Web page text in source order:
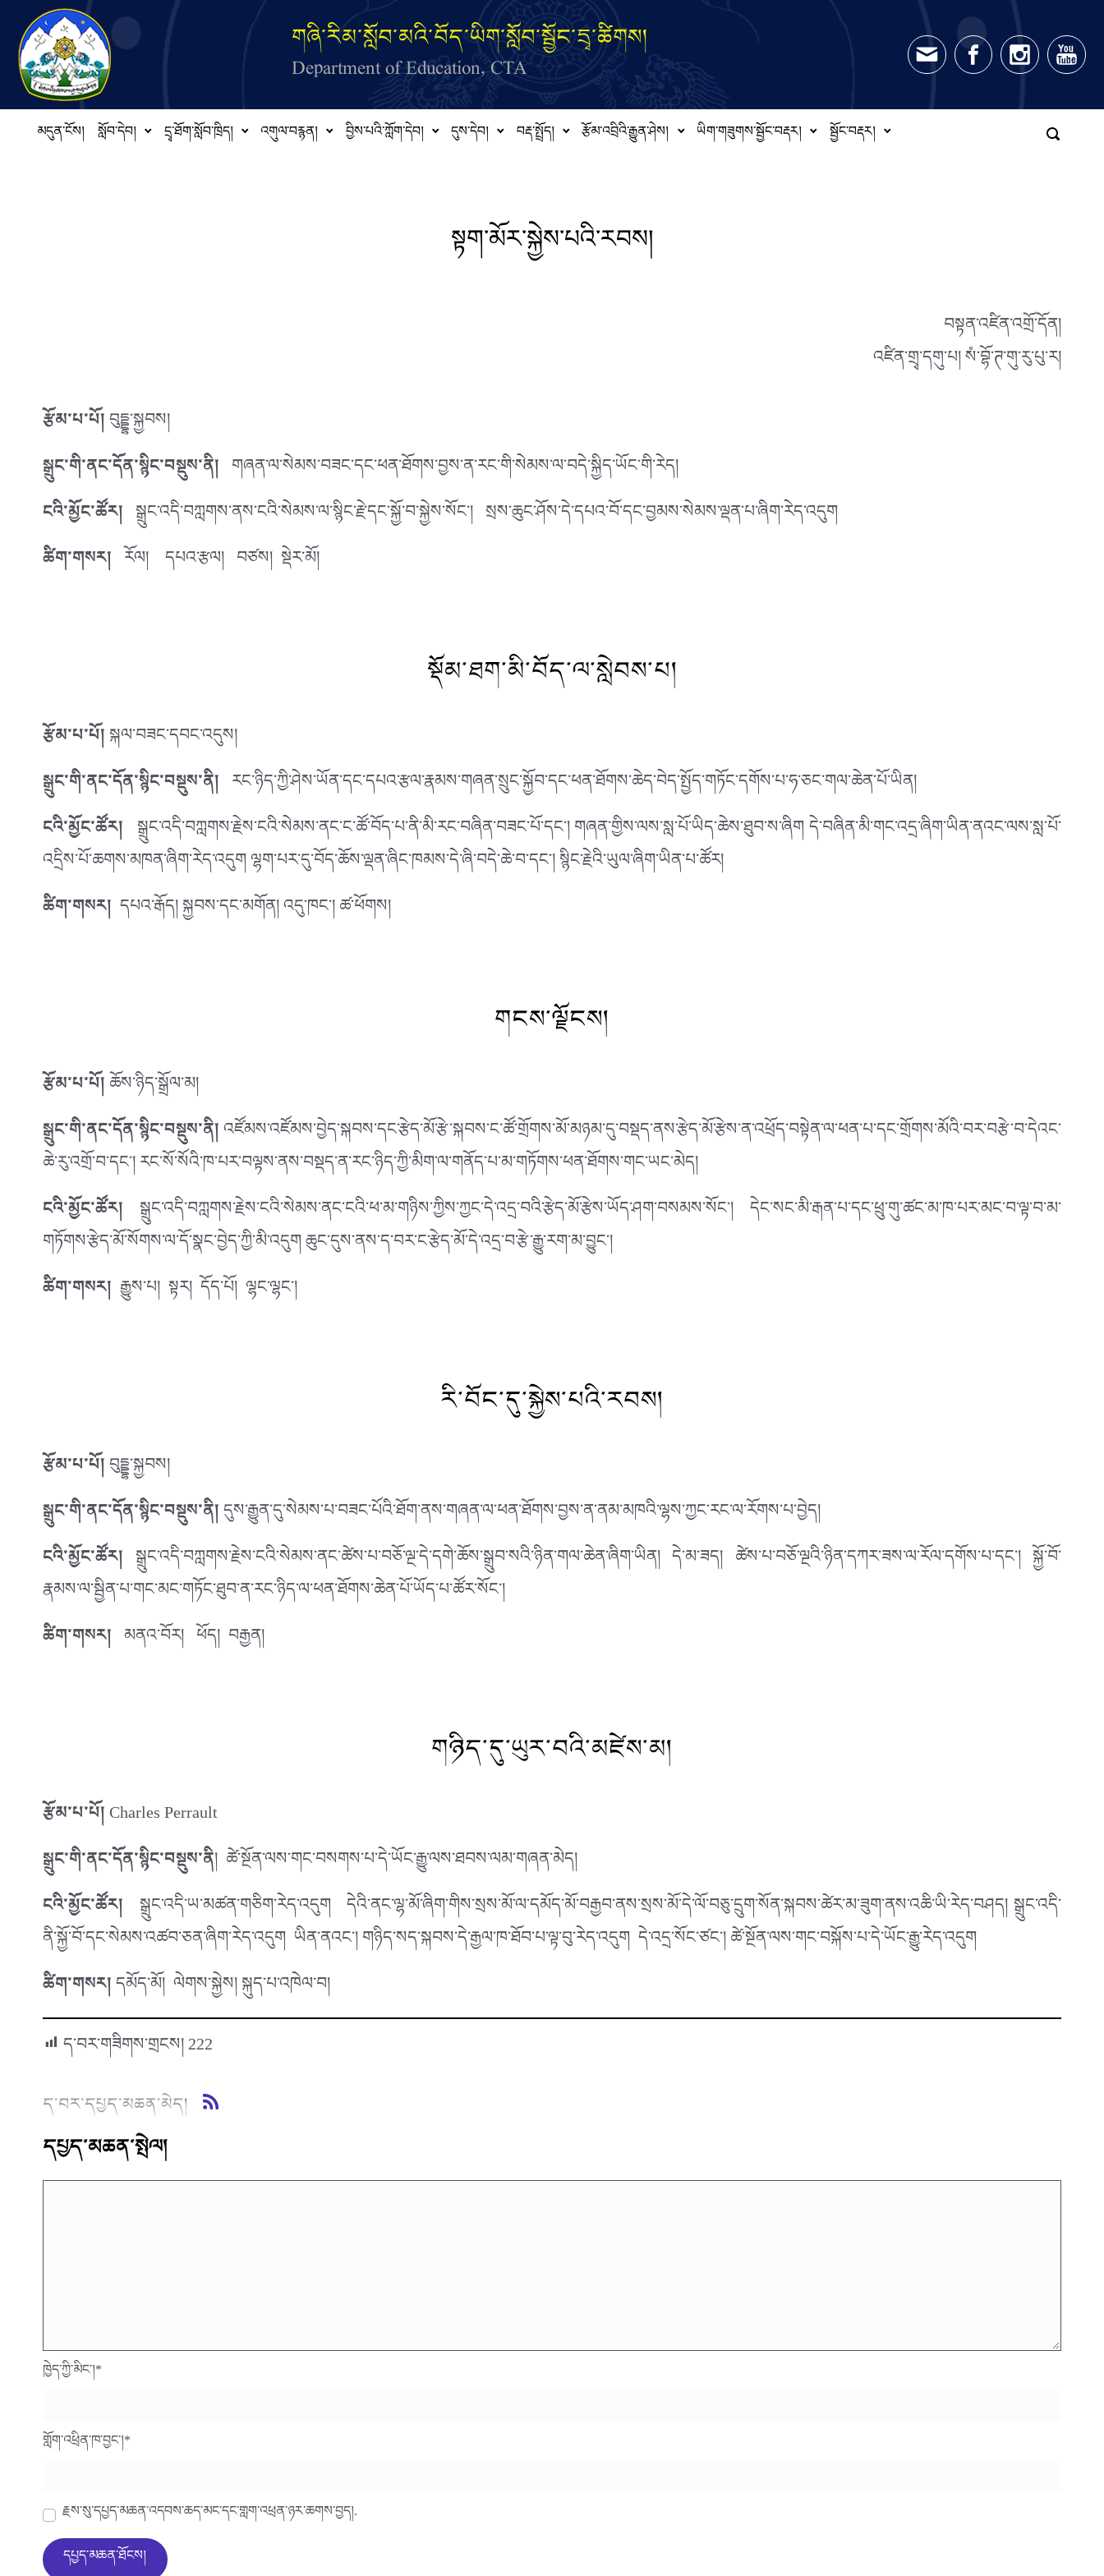
Skip to main content
གཞི་རིམ་སློབ་མའི་བོད་ཡིག་སློབ་སྦྱོང་དྲྭ་ཚིགས།
Department of Education, CTA
མདུན་ངོས། སློབ་དེབ། དྲྭ་ཐོག་སློབ་ཁྲིད། འགུལ་བརྙན། བྱིས་པའི་ཀློག་དེབ། དུས་དེབ། བརྡ་སྤྲོད། རྩོམ་འབྲིའི་རྒྱུན་ཤེས། ཡིག་གཟུགས་སྦྱོང་བརྡར། སྦྱོང་བརྡར།
སྟག་མོར་སྐྱེས་པའི་རབས།
བསྟན་འཛིན་འགྲོ་དོན།
འཛིན་གྲྭ་དགུ་པ། སཾ་བྷོ་ཊ་གུ་རུ་པུ་ར།
རྩོམ་པ་པོ།བུདྡྷ་སྐྱབས།
སྒྲུང་གི་ནང་དོན་སྙིང་བསྡུས་ནི། གཞན་ལ་སེམས་བཟང་དང་ཕན་ཐོགས་བྱས་ན་རང་གི་སེམས་ལ་བདེ་སྐྱིད་ཡོང་གི་རེད།
ངའི་མྱོང་ཚོར། སྒྲུང་འདི་བཀླགས་ནས་ངའི་སེམས་ལ་སྙིང་རྗེ་དང་སྐྱོ་བ་སྐྱེས་སོང་། སྲས་ཆུང་ཤོས་དེ་དཔའ་བོ་དང་བྱམས་སེམས་ལྡན་པ་ཞིག་རེད་འདུག
ཚིག་གསར། རོལ། དཔའ་རྩལ། བཙས། སྡེར་མོ།
སྡོམ་ཐག་མི་བོད་ལ་སླེབས་པ།
རྩོམ་པ་པོ།སྐལ་བཟང་དབང་འདུས།
སྒྲུང་གི་ནང་དོན་སྙིང་བསྡུས་ནི། རང་ཉིད་ཀྱི་ཤེས་ཡོན་དང་དཔའ་རྩལ་རྣམས་གཞན་སྲུང་སྐྱོབ་དང་ཕན་ཐོགས་ཆེད་བེད་སྤྱོད་གཏོང་དགོས་པ་ཧ་ཅང་གལ་ཆེན་པོ་ཡིན།
ངའི་མྱོང་ཚོར། སྒྲུང་འདི་བཀླགས་རྗེས་ངའི་སེམས་ནང་ང་ཚོ་བོད་པ་ནི་མི་རང་བཞིན་བཟང་པོ་དང་། གཞན་གྱིས་ལས་སླ་པོ་ཡིད་ཆེས་ཐུབ་ས་ཞིག དེ་བཞིན་མི་གང་འདྲ་ཞིག་ཡིན་ནའང་ལས་སླ་པོ་
འདྲིས་པོ་ཆགས་མཁན་ཞིག་རེད་འདུག ལྷག་པར་དུ་བོད་ཆོས་ལྡན་ཞིང་ཁམས་དེ་ཞི་བདེ་ཆེ་བ་དང་། སྙིང་རྗེའི་ཡུལ་ཞིག་ཡིན་པ་ཚོར།
ཚིག་གསར།དཔའ་རྒོད། སྐྱབས་དང་མགོན། འདུ་ཁང་། ཚ་ཕོགས།
གངས་ལྗོངས།
རྩོམ་པ་པོ།ཆོས་ཉིད་སྒྲོལ་མ།
སྒྲུང་གི་ནང་དོན་སྙིང་བསྡུས་ནི།འཛོམས་འཛོམས་བྱེད་སྐབས་དང་རྩེད་མོ་རྩེ་སྐབས་ང་ཚོ་གྲོགས་མོ་མཉམ་དུ་བསྡད་ནས་རྩེད་མོ་རྩེས་ན་འཕྲོད་བསྟེན་ལ་ཕན་པ་དང་གྲོགས་མོའི་བར་བརྩེ་བ་དེའང་
ཆེ་རུ་འགྲོ་བ་དང་། རང་སོ་སོའི་ཁ་པར་བལྟས་ནས་བསྡད་ན་རང་ཉིད་ཀྱི་མིག་ལ་གནོད་པ་མ་གཏོགས་ཕན་ཐོགས་གང་ཡང་མེད།
ངའི་མྱོང་ཚོར། སྒྲུང་འདི་བཀླགས་རྗེས་ངའི་སེམས་ནང་ངའི་ཕ་མ་གཉིས་ཀྱིས་ཀྱང་དེ་འདྲ་བའི་རྩེད་མོ་རྩེས་ཡོད་ཤག་བསམས་སོང་། དེང་སང་མི་རྒན་པ་དང་ཕྲུ་གུ་ཚང་མ་ཁ་པར་མང་བ་ལྟ་བ་མ་
གཏོགས་རྩེད་མོ་སོགས་ལ་དོ་སྣང་བྱེད་ཀྱི་མི་འདུག ཆུང་དུས་ནས་ད་བར་ང་རྩེད་མོ་དེ་འདྲ་བ་རྩེ་རྒྱུ་རག་མ་བྱུང་།
ཚིག་གསར།རྒྱུས་པ། སྟར། དོད་པོ། ལྷང་ལྷང་།
རི་བོང་དུ་སྐྱེས་པའི་རབས།
རྩོམ་པ་པོ།བུདྡྷ་སྐྱབས།
སྒྲུང་གི་ནང་དོན་སྙིང་བསྡུས་ནི།དུས་རྒྱུན་དུ་སེམས་པ་བཟང་པོའི་ཐོག་ནས་གཞན་ལ་ཕན་ཐོགས་བྱས་ན་ནམ་མཁའི་ལྷས་ཀྱང་རང་ལ་རོགས་པ་བྱེད།
ངའི་མྱོང་ཚོར། སྒྲུང་འདི་བཀླགས་རྗེས་ངའི་སེམས་ནང་ཚེས་པ་བཅོ་ལྔ་དེ་དགེ་ཆོས་སྒྲུབ་སའི་ཉིན་གལ་ཆེན་ཞིག་ཡིན། དེ་མ་ཟད། ཚེས་པ་བཅོ་ལྔའི་ཉིན་དཀར་ཟས་ལ་རོལ་དགོས་པ་དང་། སྐྱོ་བོ་
རྣམས་ལ་སྦྱིན་པ་གང་མང་གཏོང་ཐུབ་ན་རང་ཉིད་ལ་ཕན་ཐོགས་ཆེན་པོ་ཡོད་པ་ཚོར་སོང་།
ཚིག་གསར། མནའ་བོར། ཕོད། བརྒྱན།
གཉིད་དུ་ཡུར་བའི་མཛེས་མ།
རྩོམ་པ་པོ།Charles Perrault
སྒྲུང་གི་ནང་དོན་སྙིང་བསྡུས་ནི། ཚེ་སྔོན་ལས་གང་བསགས་པ་དེ་ཡོང་རྒྱུ་ལས་ཐབས་ལམ་གཞན་མེད།
ངའི་མྱོང་ཚོར། སྒྲུང་འདི་ཡ་མཚན་གཅིག་རེད་འདུག དེའི་ནང་ལྷ་མོ་ཞིག་གིས་སྲས་མོ་ལ་དམོད་མོ་བརྒྱབ་ནས་སྲས་མོ་དེ་ལོ་བཅུ་དྲུག་སོན་སྐབས་ཚེར་མ་ཟུག་ནས་འཆི་ཡི་རེད་བཤད། སྒྲུང་འདི་
ནི་སྐྱོ་བོ་དང་སེམས་འཚབ་ཅན་ཞིག་རེད་འདུག ཡིན་ནའང་། གཉིད་སད་སྐབས་དེ་རྒྱལ་ཁ་ཐོབ་པ་ལྟ་བུ་རེད་འདུག དེ་འདྲ་སོང་ཙང་། ཚེ་སྔོན་ལས་གང་བསྐོས་པ་དེ་ཡོང་རྒྱུ་རེད་འདུག
ཚིག་གསར།དམོད་མོ། ལེགས་སྐྱེས། སྐུད་པ་འཁེལ་བ།
ད་བར་གཟིགས་གྲངས།222
ད་བར་དཔྱད་མཆན་མེད།
དཔྱད་མཆན་སྤེལ།
ཁྱེད་ཀྱི་མིང་།*
གློག་འཕྲིན་ཁ་བྱང་།*
རྗེས་སུ་དཔྱད་མཆན་འདེབས་ཆེད་མིང་དང་གློག་འཕྲིན་ཉར་ཚགས་བྱེད།.